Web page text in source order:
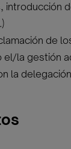
introducción
de
el/la gestión
la